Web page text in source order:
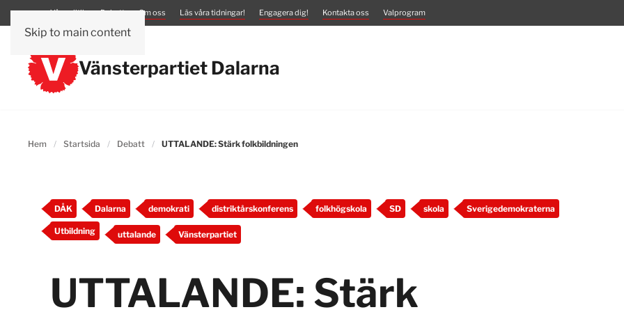
Skip to main content
Vår politik Debatt Om oss Läs våra tidningar! Engagera dig! Kontakta oss Valprogram
Vänsterpartiet Dalarna
Hem Startsida Debatt UTTALANDE: Stärk folkbildningen
DÅK Dalarna demokrati distriktårskonferens folkhögskola SD skola Sverigedemokraterna
Utbildning uttalande Vänsterpartiet
UTTALANDE: Stärk